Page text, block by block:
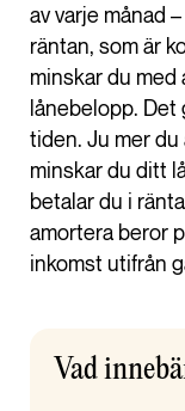
av varje månad
räntan, som är
minskar du
lånebelopp.
tiden. Ju mer
minskar du ditt
betalar du i
amortera beror
inkomst utifrån
Vad